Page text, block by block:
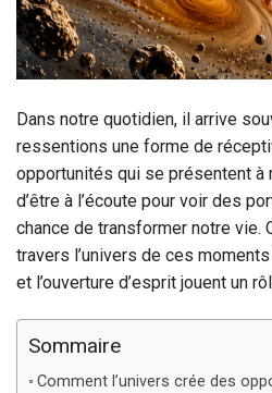
Dans notre quotidien, il arrive
ressentions une forme de
opportunités qui se présentent à
d’être à l’écoute pour voir des
chance de transformer notre vie.
travers l’univers de ces
et l’ouverture d’esprit jouent un
Sommaire
Comment l’univers crée des